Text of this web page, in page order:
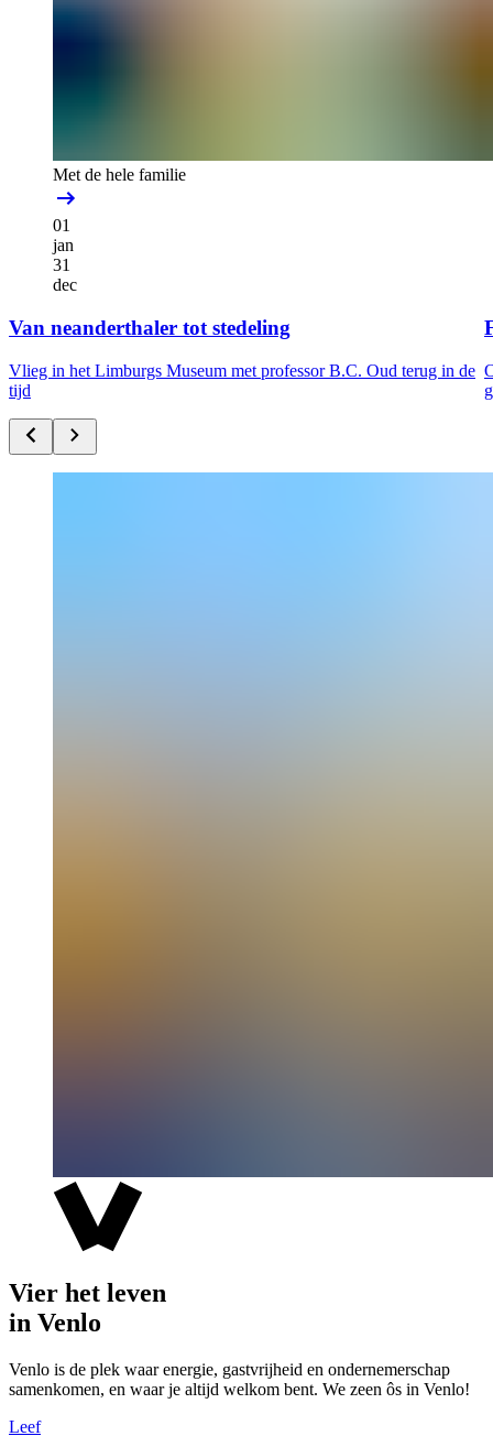
Met de hele familie
01
jan
31
dec
Van neanderthaler tot stedeling
Vlieg in het Limburgs Museum met professor B.C. Oud terug in de
tijd
Vier het leven
in Venlo
Venlo is de plek waar energie, gastvrijheid en ondernemerschap
samenkomen, en waar je altijd welkom bent. We zeen ôs in Venlo!
Leef